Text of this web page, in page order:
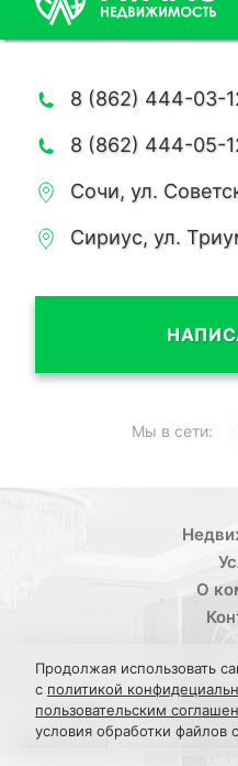
8 (862) 444-03-
8 (862) 444-05-
Сочи, ул.
Сириус, ул.
Мы в сети:
О
Политика
соглашение/ПДН
Продолжая использовать
с политикой
пользовательским
условия обработки файлов